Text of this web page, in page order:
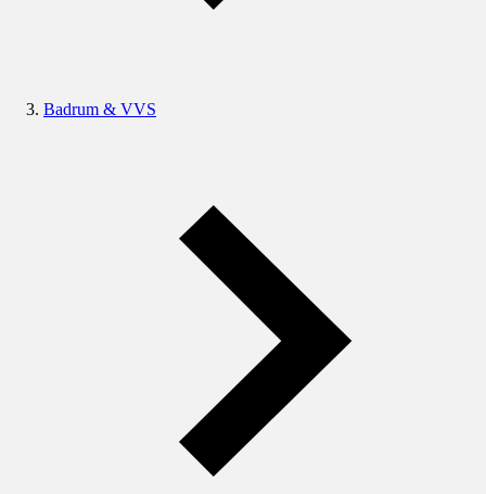
Badrum & VVS